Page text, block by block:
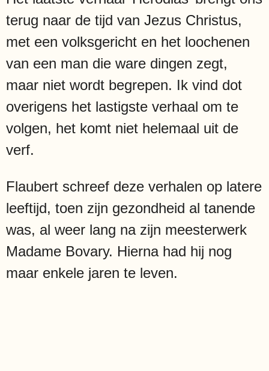
terug naar de tijd van Jezus Christus,
met een volksgericht en het loochenen
van een man die ware dingen zegt,
maar niet wordt begrepen. Ik vind dot
overigens het lastigste verhaal om te
volgen, het komt niet helemaal uit de
verf.
Flaubert schreef deze verhalen op latere
leeftijd, toen zijn gezondheid al tanende
was, al weer lang na zijn meesterwerk
Madame Bovary. Hierna had hij nog
maar enkele jaren te leven.